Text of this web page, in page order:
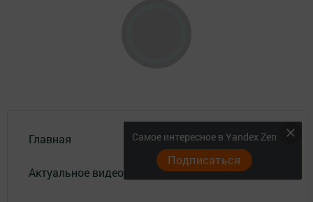
Главная
Актуальное видео
Самое интересное в Yandex Zen
Подписаться